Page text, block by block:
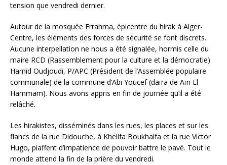
tension que vendredi dernier.
Autour de la mosquée Errahma, épicentre du hirak à Alger-
Centre, les éléments des forces de sécurité se font discrets.
Aucune interpellation ne nous a été signalée, hormis celle du
maire RCD (Rassemblement pour la culture et la démocratie)
Hamid Oudjoudi, P/APC (Président de l’Assemblée populaire
communale) de la commune d’Abi Youcef (daïra de Aïn El
Hammam). Nous avons appris en fin de journée qu’il a été
relâché.
Les hirakistes, disséminés dans les rues, les places et sur les
flancs de la rue Didouche, à Khelifa Boukhalfa et la rue Victor
Hugo, piaffent d’impatience de pouvoir battre le pavé. Tout le
monde attend la fin de la prière du vendredi.